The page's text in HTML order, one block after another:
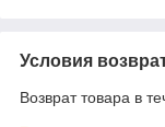
Условия
Возврат товара в